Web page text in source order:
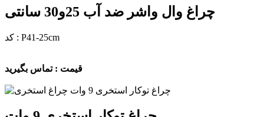
چراغ وال واشر ضد آب 25و30 سانتی
کد : P41-25cm
قیمت : تماس بگیرید